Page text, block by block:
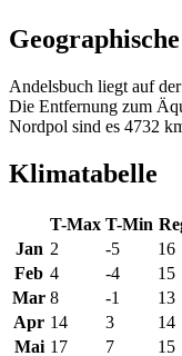
Andelsbuch liegt auf
Die Entfernung zum
Nordpol sind es 4732
Klimatabelle
T-Max T-Min
Jan 2 -5 16
Feb 4 -4 15
Mar 8 -1 13
Apr 14 3 14
Mai 17 7 15